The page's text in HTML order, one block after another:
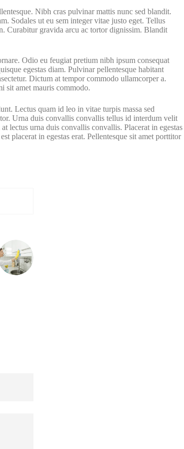
Nibh cras pulvinar mattis nunc sed blandit.
Sodales ut eu sem integer vitae justo eget. Tellus
Curabitur gravida arcu ac tortor dignissim. Blandit
Odio eu feugiat pretium nibh ipsum consequat
egestas diam. Pulvinar pellentesque habitant
Dictum at tempor commodo ullamcorper a.
sit amet mauris commodo.
Lectus quam id leo in vitae turpis massa sed
Urna duis convallis convallis tellus id interdum velit
lectus urna duis convallis convallis. Placerat in egestas
placerat in egestas erat. Pellentesque sit amet porttitor